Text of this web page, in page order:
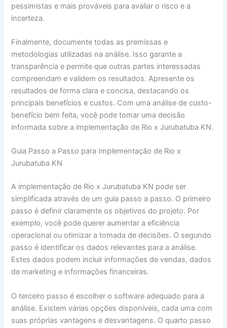
pessimistas e mais prováveis para avaliar o risco e a
incerteza.
Finalmente, documente todas as premissas e
metodologias utilizadas na análise. Isso garante a
transparência e permite que outras partes interessadas
compreendam e validem os resultados. Apresente os
resultados de forma clara e concisa, destacando os
principais benefícios e custos. Com uma análise de custo-
benefício bem feita, você pode tomar uma decisão
informada sobre a implementação de Rio x Jurubatuba KN.
Guia Passo a Passo para Implementação de Rio x
Jurubatuba KN
A implementação de Rio x Jurubatuba KN pode ser
simplificada através de um guia passo a passo. O primeiro
passo é definir claramente os objetivos do projeto. Por
exemplo, você pode querer aumentar a eficiência
operacional ou otimizar a tomada de decisões. O segundo
passo é identificar os dados relevantes para a análise.
Estes dados podem incluir informações de vendas, dados
de marketing e informações financeiras.
O terceiro passo é escolher o software adequado para a
análise. Existem várias opções disponíveis, cada uma com
suas próprias vantagens e desvantagens. O quarto passo